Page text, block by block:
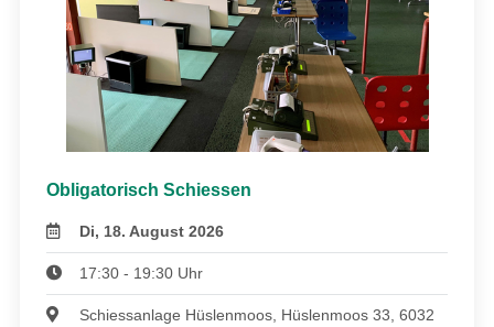
Obligatorisch Schiessen
Di, 18. August 2026
17:30 - 19:30 Uhr
Schiessanlage Hüslenmoos, Hüslenmoos 33, 6032